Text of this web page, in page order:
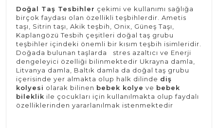
Doğal Taş Tesbihler çekimi ve kullanımı sağlığa
birçok faydası olan özellikli teşbihlerdir. Ametis
taşı, Sitrin taşı, Akik teşbih, Onix, Güneş Taşı,
Kaplangözü Tesbih çeşitleri doğal taş grubu
teşbihler içindeki önemli bir kısım teşbih isimleridir.
Doğada bulunan taşlarda stres azaltıcı ve Enerji
dengeleyici özelliği bilinmektedir Ukrayna damla,
Litvanya damla, Baltık damla da doğal taş grubu
içerisinde yer almakta olup halk dilinde diş
kolyesi olarak bilinen bebek kolye ve bebek
bileklik ile çocukları için kullanılmakta olup faydalı
özelliklerinden yararlanılmak istenmektedir